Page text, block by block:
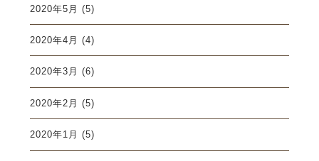
2020年5月 (5)
2020年4月 (4)
2020年3月 (6)
2020年2月 (5)
2020年1月 (5)